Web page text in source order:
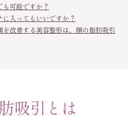
可能ですか？
入ってもいいですか？
を改善する美容整形は、顔の脂肪吸引
吸引とは